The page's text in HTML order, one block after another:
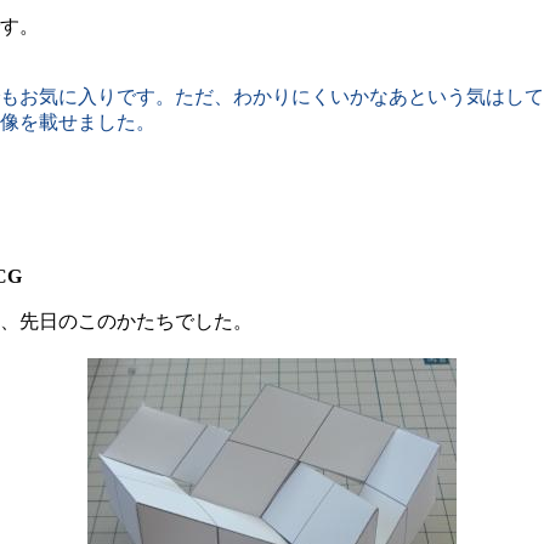
。
気に入りです。ただ、わかりにくいかなあという気はし
を載せました。
日のこのかたちでした。